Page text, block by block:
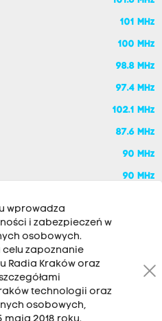
101 MHz
100 MHz
98.8 MHz
97.4 MHz
102.1 MHz
87.6 MHz
90 MHz
90 MHz
Słowackiego 22, 30-007
wprowadza
i zabezpieczeń w
osobowych.
zapoznanie
Radia Kraków oraz
technologii oraz
osobowych,